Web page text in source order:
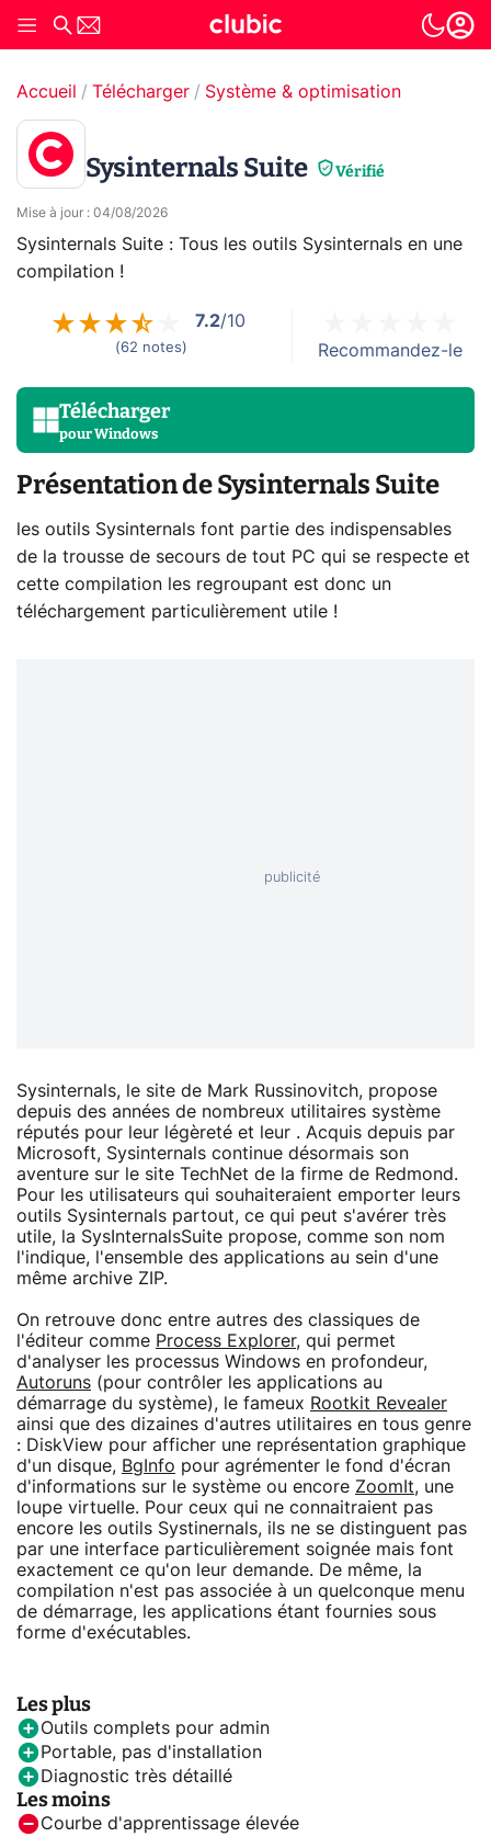
Accueil Télécharger Système & optimisation
Sysinternals Suite Vérifié
Mise à jour : 04/08/2026
Sysinternals Suite : Tous les outils Sysinternals en une
compilation !
7.2/10
(62 notes) Recommandez-le
Télécharger
pourWindows
Présentation de Sysinternals Suite
les outils Sysinternals font partie des indispensables
de la trousse de secours de tout PC qui se respecte et
cette compilation les regroupant est donc un
téléchargement particulièrement utile !
Sysinternals, le site de Mark Russinovitch, propose
depuis des années de nombreux utilitaires système
réputés pour leur légèreté et leur . Acquis depuis par
Microsoft, Sysinternals continue désormais son
aventure sur le site TechNet de la firme de Redmond.
Pour les utilisateurs qui souhaiteraient emporter leurs
outils Sysinternals partout, ce qui peut s'avérer très
utile, la SysInternalsSuite propose, comme son nom
l'indique, l'ensemble des applications au sein d'une
même archive ZIP.
On retrouve donc entre autres des classiques de
l'éditeur comme Process Explorer, qui permet
d'analyser les processus Windows en profondeur,
Autoruns (pour contrôler les applications au
démarrage du système), le fameux Rootkit Revealer
ainsi que des dizaines d'autres utilitaires en tous genre
: DiskView pour afficher une représentation graphique
d'un disque, BgInfo pour agrémenter le fond d'écran
d'informations sur le système ou encore ZoomIt, une
loupe virtuelle. Pour ceux qui ne connaitraient pas
encore les outils Systinernals, ils ne se distinguent pas
par une interface particulièrement soignée mais font
exactement ce qu'on leur demande. De même, la
compilation n'est pas associée à un quelconque menu
de démarrage, les applications étant fournies sous
forme d'exécutables.
Les plus
Outils complets pour admin
Portable, pas d'installation
Diagnostic très détaillé
Les moins
Courbe d'apprentissage élevée